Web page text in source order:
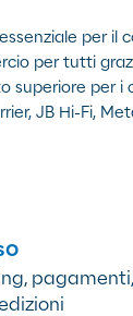
per
per tutti
per
JB Hi-Fi,
pagamenti,